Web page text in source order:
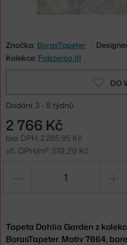
Značka: BorasTapeter
Kolekce: Falsterbo III
DO
Dodání: 3 - 5 týdnů
2 766 Kč
bez DPH: 2 285,95 Kč
vč. DPH/m²: 519,29 Kč
Tapeta Dahlia Garden z
BorasTapeter. Motiv 7664,